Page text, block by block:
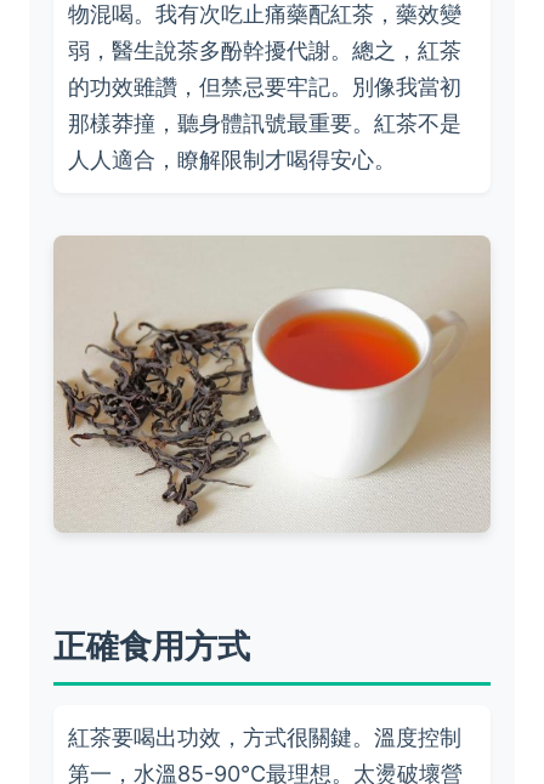
物混喝。我有次吃止痛藥配紅茶，藥效變
弱，醫生說茶多酚幹擾代謝。總之，紅茶
的功效雖讚，但禁忌要牢記。別像我當初
那樣莽撞，聽身體訊號最重要。紅茶不是
人人適合，瞭解限制才喝得安心。
正確食用方式
紅茶要喝出功效，方式很關鍵。溫度控制
第一，水溫85-90°C最理想。太燙破壞營